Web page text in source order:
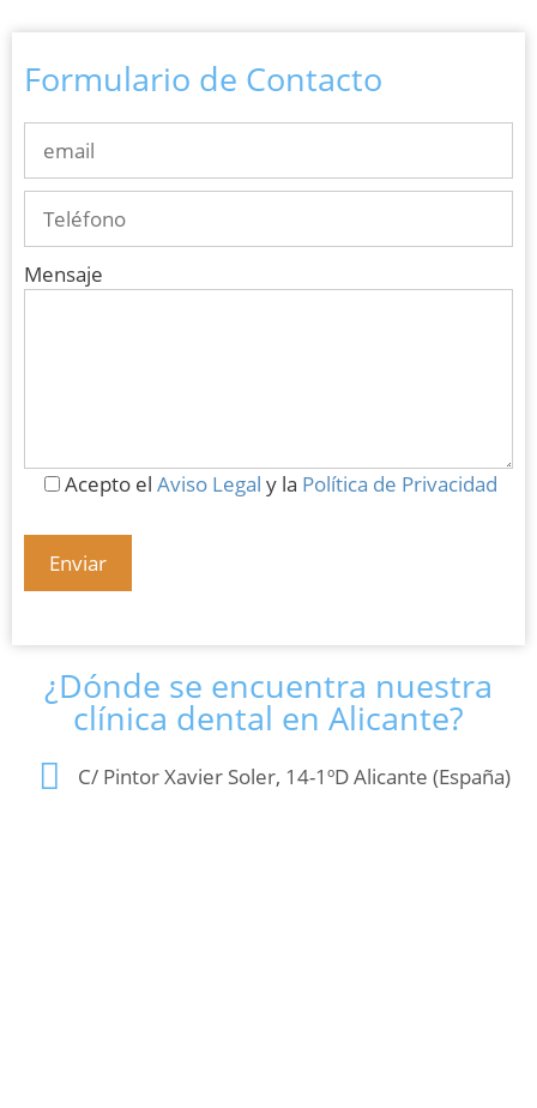
Formulario de Contacto
Mensaje
Acepto el Aviso Legal y la Política de Privacidad
¿Dónde se encuentra nuestra
clínica dental en Alicante?
C/ Pintor Xavier Soler, 14-1ºD Alicante (España)